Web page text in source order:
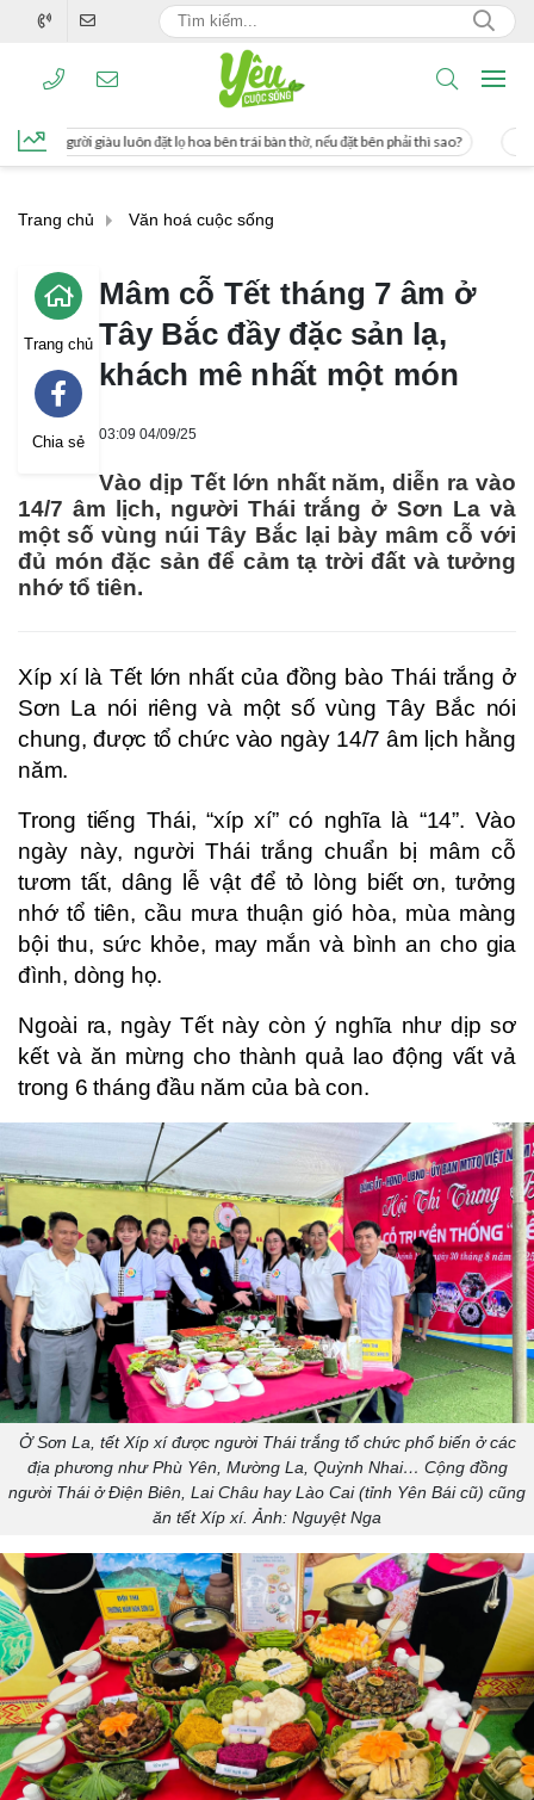
bên trái bàn thờ, nếu đặt bên phải thì sao? Cách uống nước mía giúp
Trang chủ Văn hoá cuộc sống
Trang chủ
Chia sẻ
Mâm cỗ Tết tháng 7 âm ở
Tây Bắc đầy đặc sản lạ,
khách mê nhất một món
03:09 04/09/25
Vào dịp Tết lớn nhất năm, diễn ra vào
14/7 âm lịch, người Thái trắng ở Sơn La và
một số vùng núi Tây Bắc lại bày mâm cỗ với
đủ món đặc sản để cảm tạ trời đất và tưởng
nhớ tổ tiên.
Xíp xí là Tết lớn nhất của đồng bào Thái trắng ở
Sơn La nói riêng và một số vùng Tây Bắc nói
chung, được tổ chức vào ngày 14/7 âm lịch hằng
năm.
Trong tiếng Thái, “xíp xí” có nghĩa là “14”. Vào
ngày này, người Thái trắng chuẩn bị mâm cỗ
tươm tất, dâng lễ vật để tỏ lòng biết ơn, tưởng
nhớ tổ tiên, cầu mưa thuận gió hòa, mùa màng
bội thu, sức khỏe, may mắn và bình an cho gia
đình, dòng họ.
Ngoài ra, ngày Tết này còn ý nghĩa như dịp sơ
kết và ăn mừng cho thành quả lao động vất vả
trong 6 tháng đầu năm của bà con.
Ở Sơn La, tết Xíp xí được người Thái trắng tổ chức phổ biến ở các
địa phương như Phù Yên, Mường La, Quỳnh Nhai… Cộng đồng
người Thái ở Ðiện Biên, Lai Châu hay Lào Cai (tỉnh Yên Bái cũ) cũng
ăn tết Xíp xí. Ảnh: Nguyệt Nga